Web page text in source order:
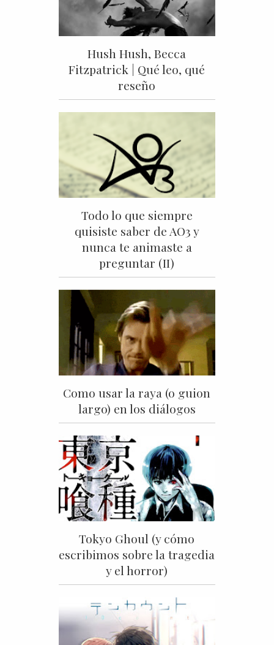
Hush Hush, Becca
Fitzpatrick | Qué leo, qué
reseño
Todo lo que siempre
quisiste saber de AO3 y
nunca te animaste a
preguntar (II)
Como usar la raya (o guion
largo) en los diálogos
Tokyo Ghoul (y cómo
escribimos sobre la tragedia
y el horror)